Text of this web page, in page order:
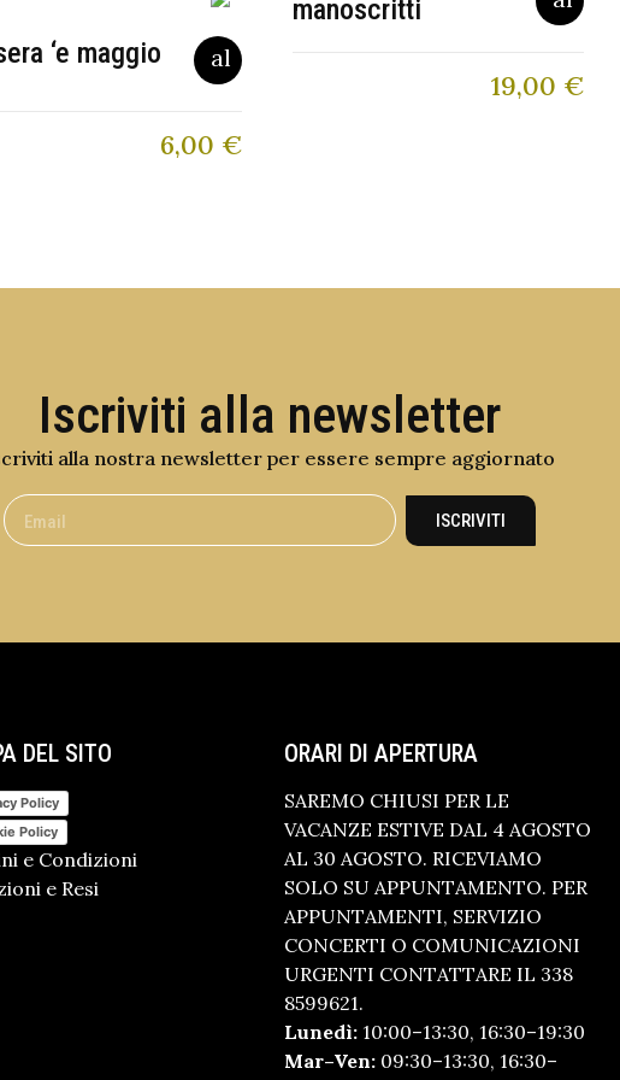
‘e maggio
6,00 €
manoscritti
19,00 €
Iscriviti alla newsletter
alla nostra newsletter per essere sempre aggiornato
ISCRIVITI
DEL SITO
Policy
Policy
e Condizioni
e Resi
ORARI DI APERTURA
SAREMO CHIUSI PER LE
VACANZE ESTIVE DAL 4 AGOSTO
AL 30 AGOSTO. RICEVIAMO
SOLO SU APPUNTAMENTO. PER
APPUNTAMENTI, SERVIZIO
CONCERTI O COMUNICAZIONI
URGENTI CONTATTARE IL 338
8599621.
Lunedì: 10:00–13:30, 16:30–19:30
Mar–Ven: 09:30–13:30, 16:30–